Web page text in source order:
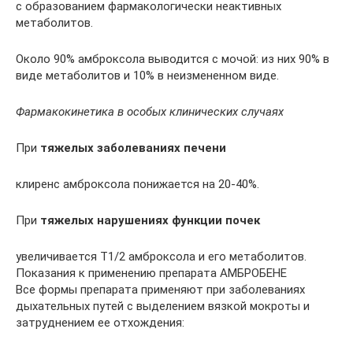
с образованием фармакологически неактивных
метаболитов.
Около 90% амброксола выводится с мочой: из них 90% в
виде метаболитов и 10% в неизмененном виде.
Фармакокинетика в особых клинических случаях
При тяжелых заболеваниях печени
клиренс амброксола понижается на 20-40%.
При тяжелых нарушениях функции почек
увеличивается T1/2 амброксола и его метаболитов.
Показания к применению препарата АМБРОБЕНЕ
Все формы препарата применяют при заболеваниях
дыхательных путей с выделением вязкой мокроты и
затруднением ее отхождения: